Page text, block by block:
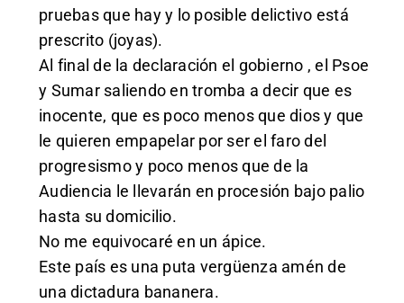
pruebas que hay y lo posible delictivo está
prescrito (joyas).
Al final de la declaración el gobierno , el Psoe
y Sumar saliendo en tromba a decir que es
inocente, que es poco menos que dios y que
le quieren empapelar por ser el faro del
progresismo y poco menos que de la
Audiencia le llevarán en procesión bajo palio
hasta su domicilio.
No me equivocaré en un ápice.
Este país es una puta vergüenza amén de
una dictadura bananera.